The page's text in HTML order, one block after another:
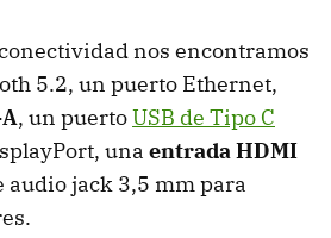
nos encontramos
5.2, un puerto Ethernet,
, un puertoUSB de Tipo C
una entrada HDMI
audio jack 3,5 mm para